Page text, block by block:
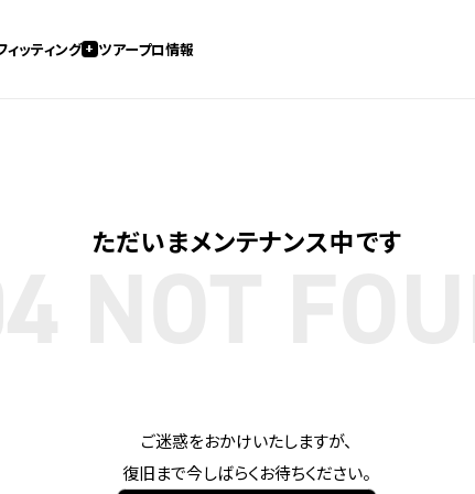
ィッティング ツアープロ情報
ただいまメンテナンス中です
ご迷惑をおかけいたしますが、
復旧まで今しばらくお待ちください。